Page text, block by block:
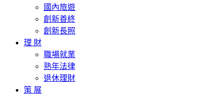
國內旅遊
創新善終
創新長照
理 財
職場就業
熟年法律
退休理財
策 展